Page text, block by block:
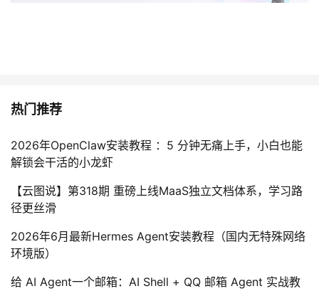
热门推荐
2026年OpenClaw安装教程 ：5 分钟无痛上手，小白也能
解锁会干活的小龙虾
【云图说】第318期 重磅上线MaaS独立文档体系，学习路
径更丝滑
2026年6月最新Hermes Agent安装教程（国内无特殊网络
环境版）
给 AI Agent一个邮箱：AI Shell + QQ 邮箱 Agent 实战教